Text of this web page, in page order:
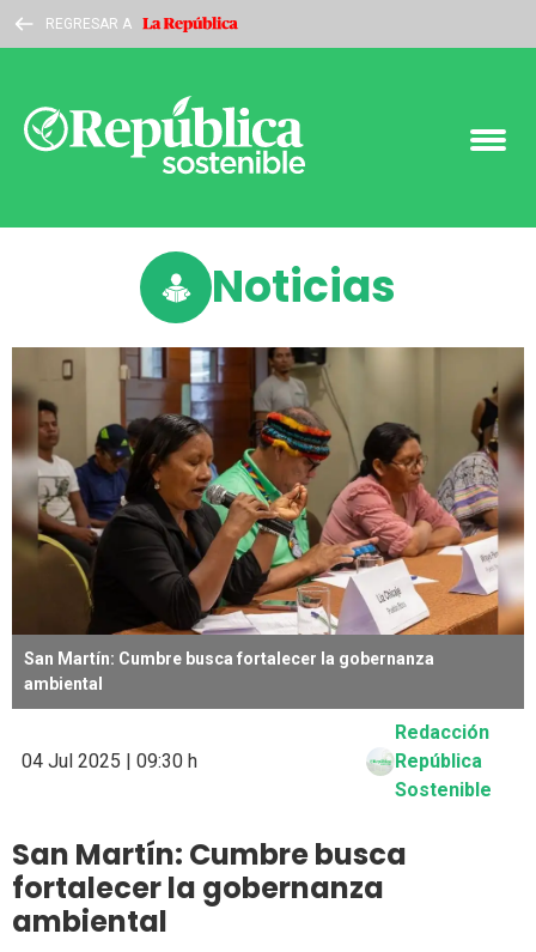
REGRESAR A
Noticias
San Martín: Cumbre busca fortalecer la gobernanza
ambiental
04 Jul 2025 | 09:30 h
Redacción
República
Sostenible
San Martín: Cumbre busca
fortalecer la gobernanza
ambiental